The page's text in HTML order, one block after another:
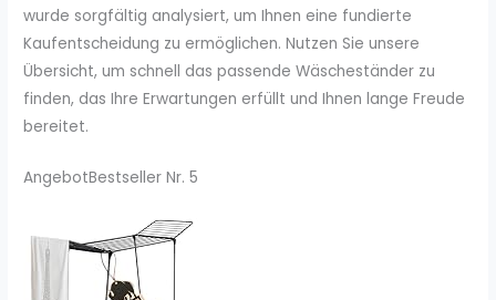
wurde sorgfältig analysiert, um Ihnen eine fundierte
Kaufentscheidung zu ermöglichen. Nutzen Sie unsere
Übersicht, um schnell das passende Wäscheständer zu
finden, das Ihre Erwartungen erfüllt und Ihnen lange Freude
bereitet.
AngebotBestseller Nr. 5